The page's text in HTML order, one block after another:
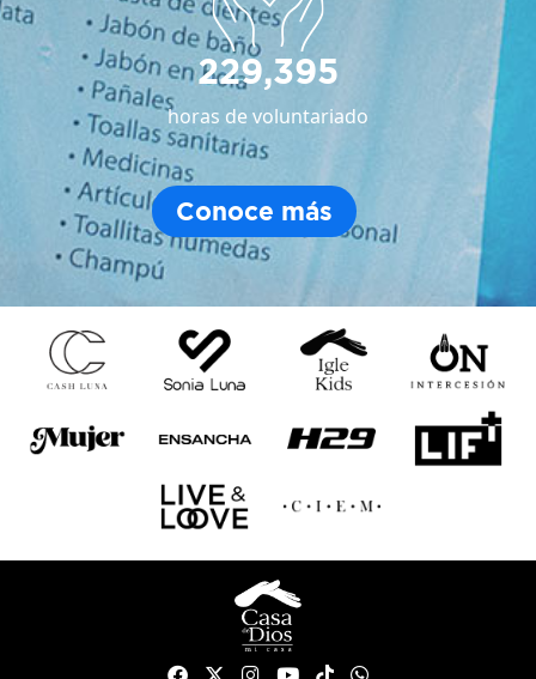
229,395
horas de voluntariado
Conoce más